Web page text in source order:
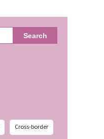
Search
Cross-border